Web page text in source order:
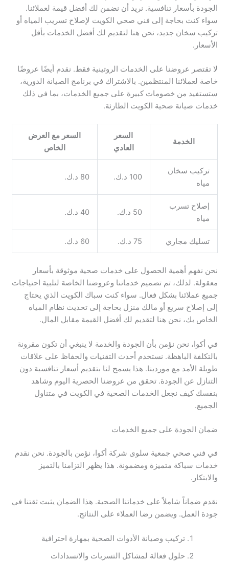
الجودة بأسعار تنافسية. نريد أن نضمن لك أفضل قيمة لعملائنا.
سواء كنت بحاجة إلى فني صحي الكويت لإصلاح تسريب المياه أو
تركيب سخان جديد، نحن هنا لتقديم لك أفضل الخدمات بأقل
الأسعار.
لا تقتصر عروضنا على الخدمات الروتينية فقط. نقدم أيضًا عروضًا
خاصة لعملائنا المنتظمين. بالاشتراك في برنامج الصيانة الدورية،
ستستفيد من خصومات كبيرة على جميع الخدمات، بما في ذلك
خدمات صيانة صحية الكويت الطارئة.
الخدمة
السعر
العادي
السعر مع العرض
الخاص
تركيب سخان
مياه
100 د.ك. 80 د.ك.
إصلاح تسرب
مياه
50 د.ك. 40 د.ك.
تسليك مجاري 75 د.ك. 60 د.ك.
نحن نفهم أهمية الحصول على خدمات صحية موثوقة بأسعار
معقولة. لذلك، تم تصميم خدماتنا وعروضنا الخاصة لتلبية احتياجات
جميع عملائنا بشكل فعال. سواء كنت سباك الكويت الذي يحتاج
إلى إصلاح سريع أو مالك منزل بحاجة إلى تحديث نظام المياه
الخاص بك، نحن هنا لتقديم لك أفضل القيمة مقابل المال.
في أكوا، نحن نؤمن بأن الجودة والخدمة لا ينبغي أن تكون مقرونة
بالتكلفة الباهظة. نستخدم أحدث التقنيات والحفاظ على علاقات
طويلة الأمد مع موردينا. هذا يسمح لنا بتقديم أسعار تنافسية دون
التنازل عن الجودة. تحقق من عروضنا الحصرية اليوم وشاهد
بنفسك كيف نجعل الخدمات الصحية في الكويت في متناول
الجميع.
ضمان الجودة على جميع الخدمات
في فني صحي جمعية سلوى شركة أكوا، نؤمن بالجودة. نحن نقدم
خدمات سباكة متميزة ومضمونة. هذا يظهر التزامنا بالتميز
والابتكار.
نقدم ضماناً شاملاً على خدماتنا الصحية. هذا الضمان يثبت ثقتنا في
جودة العمل. ويضمن رضا العملاء على النتائج.
تركيب وصيانة الأدوات الصحية بمهارة احترافية
حلول فعالة لمشاكل التسربات والانسدادات